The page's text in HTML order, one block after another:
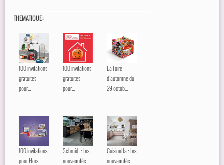
THEMATIQUE :
100 invitations
gratuites
pour...
100 invitations
gratuites
pour...
La Foire
d'automne du
29 octob...
100 invitations
pour Hors-
Schmidt : les
nouveautés
Cuisinella : les
nouveautés